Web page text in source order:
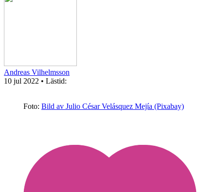
Andreas Vilhelmsson
10 jul 2022 • Lästid:
Foto: Bild av Julio César Velásquez Mejía (Pixabay)